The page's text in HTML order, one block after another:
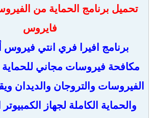
تحميل برنامج الحماية من
فايروس
برنامج افيرا فري انتي فيروس
مكافحة فيروسات مجاني للحماية
الفيروسات والتروجان والديدان
والحماية الكاملة لجهاز